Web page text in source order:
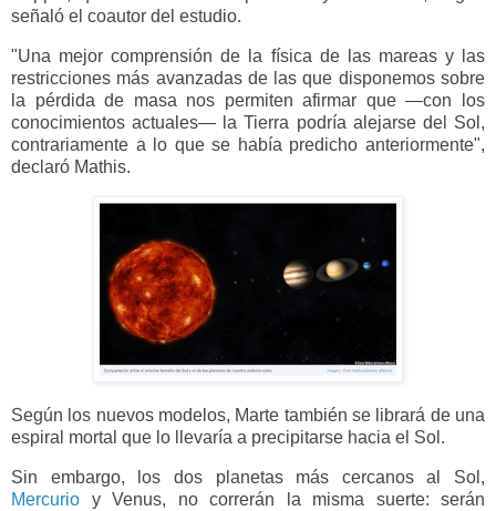
señaló el coautor del estudio.
"Una mejor comprensión de la física de las mareas y las
restricciones más avanzadas de las que disponemos sobre
la pérdida de masa nos permiten afirmar que —con los
conocimientos actuales— la Tierra podría alejarse del Sol,
contrariamente a lo que se había predicho anteriormente",
declaró Mathis.
Según los nuevos modelos, Marte también se librará de una
espiral mortal que lo llevaría a precipitarse hacia el Sol.
Sin embargo, los dos planetas más cercanos al Sol,
Mercurio y Venus, no correrán la misma suerte: serán